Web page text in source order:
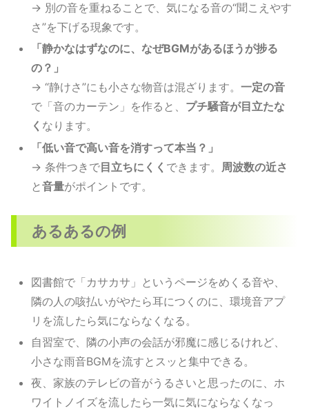
→ 別の音を重ねることで、気になる音の“聞こえやす
さ”を下げる現象です。
「静かなはずなのに、なぜBGMがあるほうが捗る
の？」
→ “静けさ”にも小さな物音は混ざります。一定の音
で「音のカーテン」を作ると、 プチ騒音が目立たな
く なります。
「低い音で高い音を消すって本当？」
→ 条件つきで目立ちにくく できます。 周波数の近さ
と音量がポイントです。
あるあるの例
図書館で「カサカサ」というページをめくる音や、
隣の人の咳払いがやたら耳につくのに、環境音アプ
リを流したら気にならなくなる。
自習室で、隣の小声の会話が邪魔に感じるけれど、
小さな雨音BGMを流すとスッと集中できる。
夜、家族のテレビの音がうるさいと思ったのに、ホ
ワイトノイズを流したら一気に気にならなくなっ